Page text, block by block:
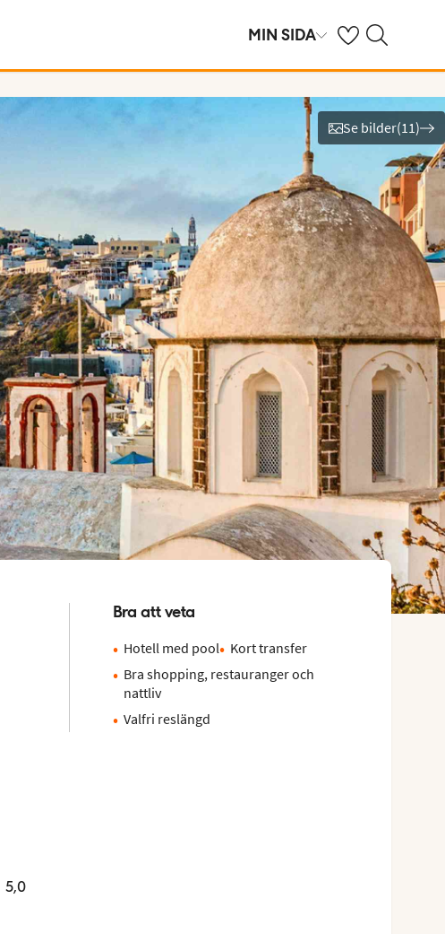
MIN SIDA Se dina sparade
Sök på ving.se
Se bilder(11)
5,0
Bra att veta
Hotell med pool
Kort transfer
Bra shopping, restauranger och
nattliv
Valfri reslängd